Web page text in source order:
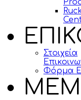
Στοιχεία
Φόρμα